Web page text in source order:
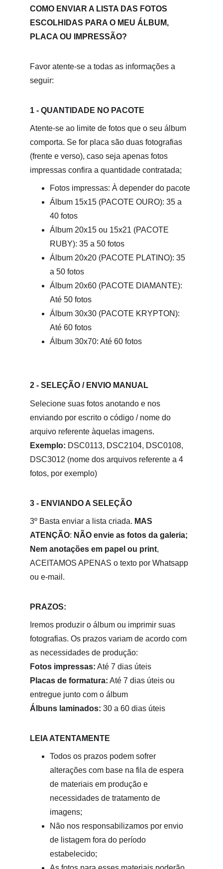
COMO ENVIAR A LISTA DAS FOTOS
ESCOLHIDAS PARA O MEU ÁLBUM,
PLACA OU IMPRESSÃO?
Favor atente-se a todas as informações a
seguir:
1 - QUANTIDADE NO PACOTE
Atente-se ao limite de fotos que o seu álbum
comporta. Se for placa são duas fotografias
(frente e verso), caso seja apenas fotos
impressas confira a quantidade contratada;
Fotos impressas: À depender do pacote
Álbum 15x15 (PACOTE OURO): 35 a
40 fotos
Álbum 20x15 ou 15x21 (PACOTE
RUBY): 35 a 50 fotos
Álbum 20x20 (PACOTE PLATINO): 35
a 50 fotos
Álbum 20x60 (PACOTE DIAMANTE):
Até 50 fotos
Álbum 30x30 (PACOTE KRYPTON):
Até 60 fotos
Álbum 30x70: Até 60 fotos
2 - SELEÇÃO / ENVIO MANUAL
Selecione suas fotos anotando e nos
enviando por escrito o código / nome do
arquivo referente àquelas imagens.
Exemplo: DSC0113, DSC2104, DSC0108,
DSC3012 (nome dos arquivos referente a 4
fotos, por exemplo)
3 - ENVIANDO A SELEÇÃO
3º Basta enviar a lista criada. MAS
ATENÇÃO: NÃO envie as fotos da galeria;
Nem anotações em papel ou print,
ACEITAMOS APENAS o texto por Whatsapp
ou e-mail.
PRAZOS:
Iremos produzir o álbum ou imprimir suas
fotografias. Os prazos variam de acordo com
as necessidades de produção:
Fotos impressas: Até 7 dias úteis
Placas de formatura: Até 7 dias úteis ou
entregue junto com o álbum
Álbuns laminados: 30 a 60 dias úteis
LEIA ATENTAMENTE
Todos os prazos podem sofrer
alterações com base na fila de espera
de materiais em produção e
necessidades de tratamento de
imagens;
Não nos responsabilizamos por envio
de listagem fora do período
estabelecido;